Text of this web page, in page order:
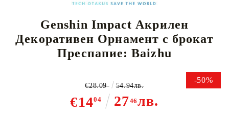
Genshin Impact Акрилен
Декоративен Орнамент с брокат
Преспапие: Baizhu
-50%
€1404 2746лв.
€28.09 54.94лв.